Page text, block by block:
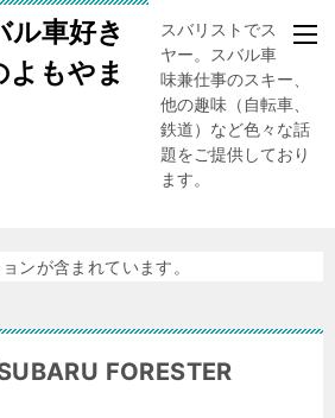
ル車好き
よもやま
スバリストでスキー
ヤー。スバル車、趣
味兼仕事のスキー、
他の趣味（自転車、
鉄道）など色々な話
題をご提供しており
ます。
ンが含まれています。
FORESTER